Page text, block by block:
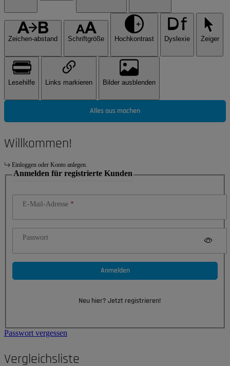
Zeichen-abstand Schriftgröße Hochkontrast Dyslexie Zeiger
Lesehilfe Links markieren Bilder ausblenden
Alles aus machen
Willkommen!
Einloggen oder Konto anlegen.
Anmelden für registrierte Kunden
E-Mail-Adresse
Passwort
Anmelden
Neu hier? Jetzt registrieren!
Passwort vergessen
Vergleichsliste